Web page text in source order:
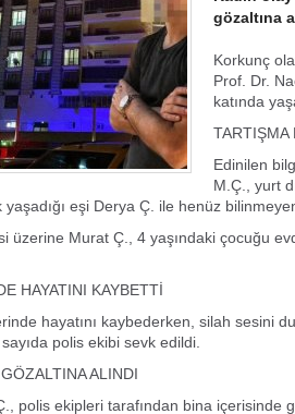
gözaltına
Korkunç
Prof. Dr.
katında
TARTIŞMA
Edinilen
M.Ç., yurt
yaşadığı eşi Derya Ç. ile henüz
üzerine Murat Ç., 4 yaşındaki çocuğu
HAYATINI KAYBETTİ
hayatını kaybederken, silah sesini
polis ekibi sevk edildi.
ALINDI
polis ekipleri tarafından bina içerisinde